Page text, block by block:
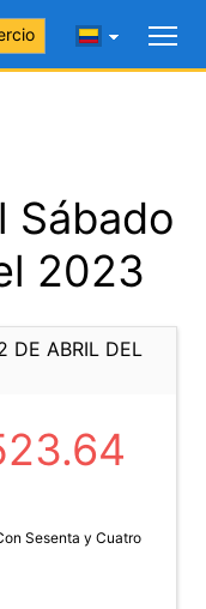
Sábado
2023
DE ABRIL DEL
Sesenta y Cuatro